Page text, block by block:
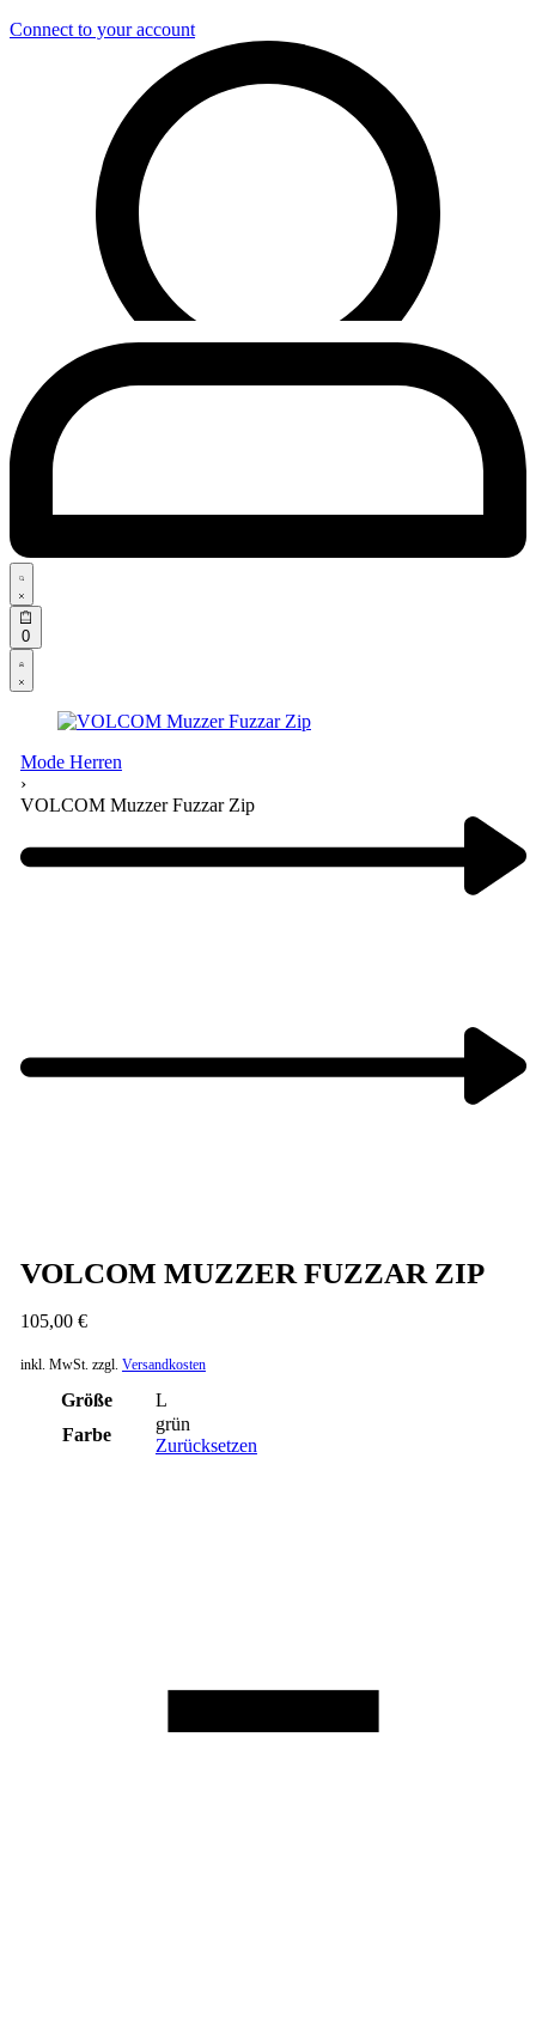
Connect to your account
Search
open
0Open
cart
Open
Account
details
Mode Herren
›
VOLCOM Muzzer Fuzzar Zip
navigation
VOLCOM MUZZER FUZZAR ZIP
105,00 €
inkl. MwSt. zzgl. Versandkosten
Größe
L
Farbe
grün
Zurücksetzen